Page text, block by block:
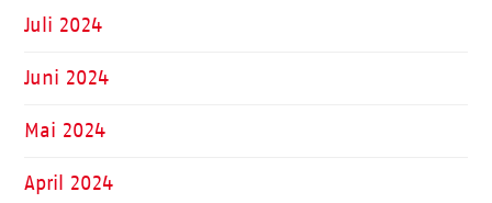
Juli 2024
Juni 2024
Mai 2024
April 2024